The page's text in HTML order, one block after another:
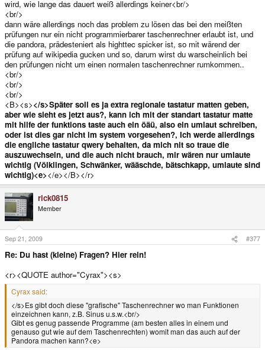
wird, wie lange das dauert weiß allerdings keiner<br/>
<br/>
dann wäre allerdings noch das problem zu lösen das bei den meißten
prüfungen nur ein nicht programmierbarer taschenrechner erlaubt ist, und
die pandora, prädesteniert als highttec spicker ist, so mit wärend der
prüfung auf wikipedia gucken und so, darum wirst du warscheinlich bei
den prüfungen nicht um einen normalen taschenrechner rumkommen..
<br/>
<br/>
<br/>
<B><s></s>Später soll es ja extra regionale tastatur matten geben,
aber wie sieht es jetzt aus?, kann ich mit der standart tastatur matte
mit hilfe der funktions taste auch ein öäü, also ein umlaut schreiben,
oder ist dies gar nicht im system vorgesehen?, Ich werde allerdings
die engliche tastatur qwery behalten, da mich nit so traue die
auszuwechseln, und die auch nicht brauch, mir wären nur umlaute
wichtig (Völklingen, Schwänker, wääschde, bätschkapp, umlaute sind
wichtig)<e></e></B></r>
rick0815
Member
Sep 21, 2009 #377
Re: Du hast (kleine) Fragen? Hier rein!
<r><QUOTE author="Cyrax"><s>
Cyrax said:
</s>Es gibt doch diese "grafische" Taschenrechner wo man Funktionen
einzeichnen kann, z.B. Sinus u.s.w.<br/>
Gibt es genug passende Programme (am besten alles in einem und
genauso gut wie auf dem Taschenrechten) womit man das auch auf der
Pandora machen kann?<e>